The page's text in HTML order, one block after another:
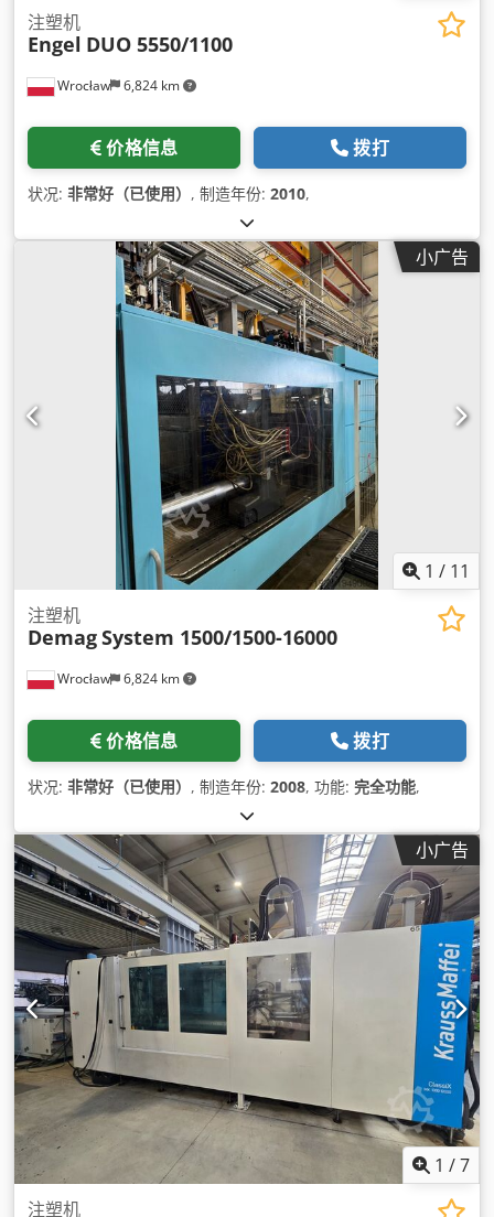
Wrocław 6,824 km
注塑机
Engel DUO 5550/1100
价格信息 拨打
状况: 非常好（已使用） , 制造年份: 2010,
小广告
1 / 11
Wrocław 6,824 km
注塑机
DemagSystem 1500/1500-16000
价格信息 拨打
状况: 非常好（已使用） , 制造年份: 2008, 功能: 完全功能,
小广告
1 /7
注塑机